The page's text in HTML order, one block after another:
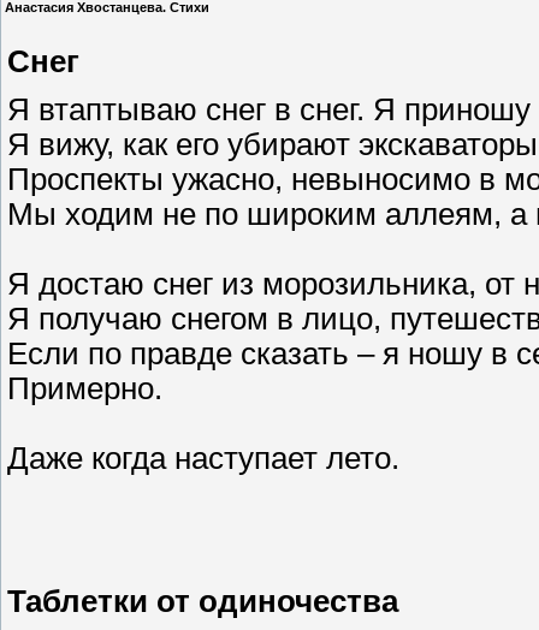
Анастасия Хвостанцева. Стихи
Снег
Я втаптываю снег в снег. Я
Я вижу, как его убирают
Проспекты ужасно, невыносимо в
Мы ходим не по широким аллеям, а
Я достаю снег из морозильника, от
Я получаю снегом в лицо,
Если по правде сказать – я ношу в
Примерно.
Даже когда наступает лето.
Таблетки от одиночества